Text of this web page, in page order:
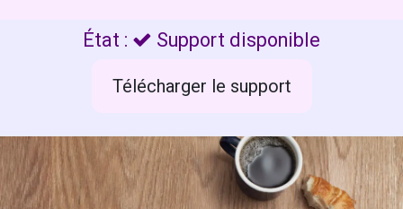
État : Support disponible
Télécharger le support